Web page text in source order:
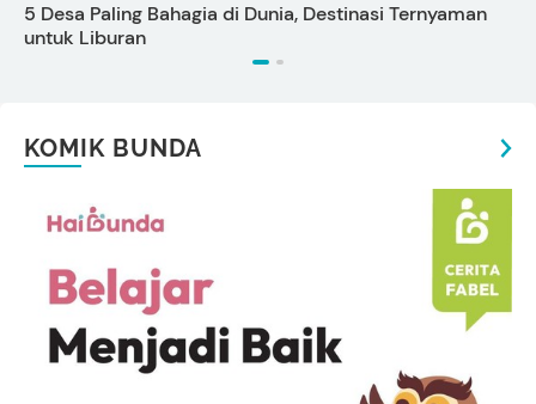
5 Desa Paling Bahagia di Dunia, Destinasi Ternyaman
untuk Liburan
KOMIK BUNDA